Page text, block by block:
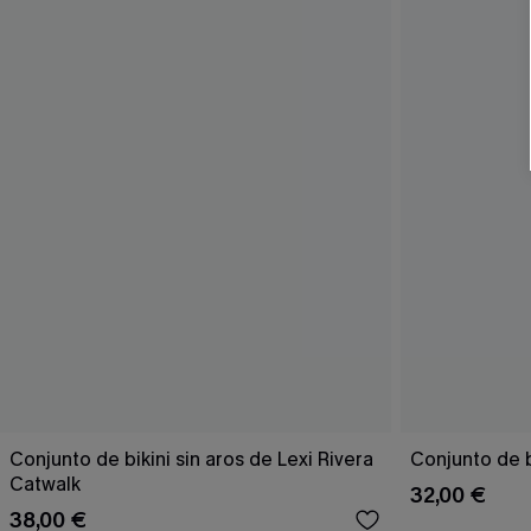
Conjunto de bikini sin aros de Lexi Rivera
Catwalk
38,00 €
Conjunto de
32,00 €